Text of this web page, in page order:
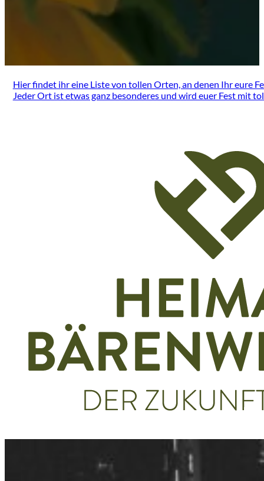
Hier findet ihr eine Liste von tollen Orten, an denen Ihr eure
Jeder Ort ist etwas ganz besonderes und wird euer Fest mit